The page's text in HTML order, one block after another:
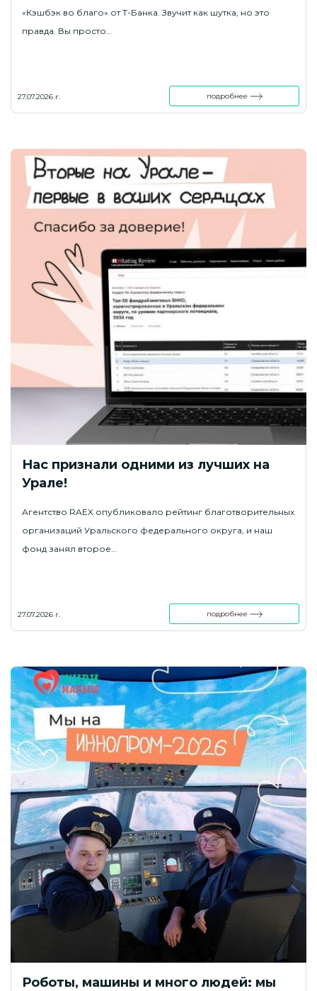
«Кэшбэк во благо» от Т-Банка. Звучит как шутка, но это
правда. Вы просто…
27.07.2026 г. подробнее
Нас признали одними из лучших на
Урале!
Агентство RAEX опубликовало рейтинг благотворительных
организаций Уральского федерального округа, и наш
фонд занял второе…
27.07.2026 г. подробнее
Роботы, машины и много людей: мы